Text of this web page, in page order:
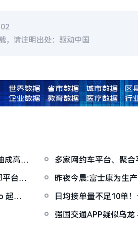
，请注明出处：驱动中国
成高达
多家网约车平台、聚
平台要
昨夜今晨:富士康为生
X90S
起售
日均接单量不足10单
增业务
强国交通APP疑似乌